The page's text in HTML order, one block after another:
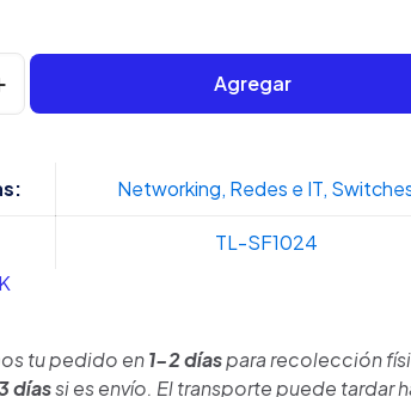
es:
$1,709.60.
Agregar
Networking, Redes e IT,
TL-SF1024
tu pedido en1-2 díaspara recolección
díassi es envío. El transporte puede tardar